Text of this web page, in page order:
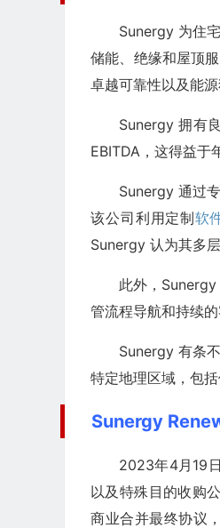
Sunergy 为住
储能、绝缘和屋顶
卓越可靠性以及能源
Sunergy 拥有
EBITDA，这得益于
Sunergy 通过
该公司利用定制软
Sunergy 认为其多
此外，
管流程导航和持续
Sunergy 有条
特定地理区域，包
Sunergy
2023年4月19
以及特殊目的收购
商业合并最终协议